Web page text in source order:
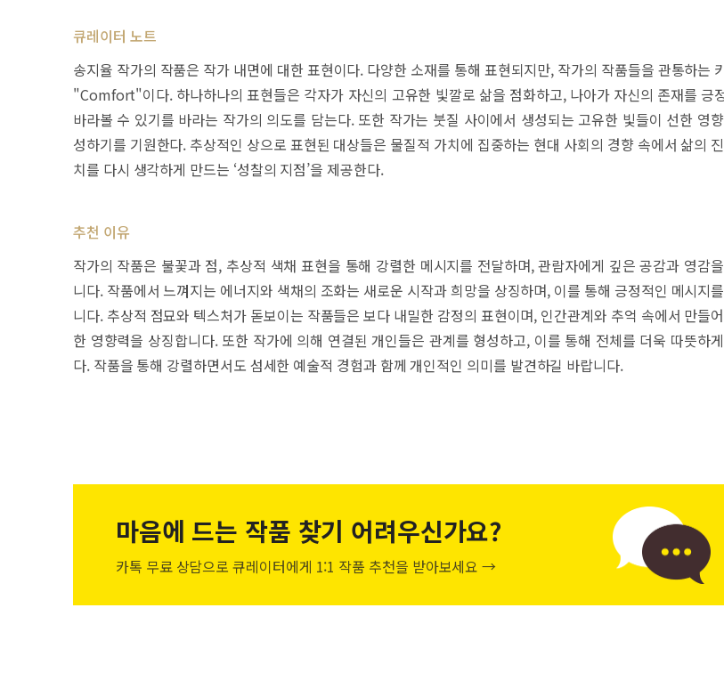
큐레이터 노트
송지율 작가의 작품은 작가 내면에 대한 표현이다. 다양한 소재를 통해 표현되지만, 작가의 작품들을 관통하는
"Comfort"이다. 하나하나의 표현들은 각자가 자신의 고유한 빛깔로 삶을 점화하고, 나아가 자신의 존재를 긍
바라볼 수 있기를 바라는 작가의 의도를 담는다. 또한 작가는 붓질 사이에서 생성되는 고유한 빛들이 선한 영
성하기를 기원한다. 추상적인 상으로 표현된 대상들은 물질적 가치에 집중하는 현대 사회의 경향 속에서 삶의
치를 다시 생각하게 만드는 ‘성찰의 지점’을 제공한다.
추천 이유
작가의 작품은 불꽃과 점, 추상적 색채 표현을 통해 강렬한 메시지를 전달하며, 관람자에게 깊은 공감과 영감
니다. 작품에서 느껴지는 에너지와 색채의 조화는 새로운 시작과 희망을 상징하며, 이를 통해 긍정적인 메시지
니다. 추상적 점묘와 텍스처가 돋보이는 작품들은 보다 내밀한 감정의 표현이며, 인간관계와 추억 속에서 만들
한 영향력을 상징합니다. 또한 작가에 의해 연결된 개인들은 관계를 형성하고, 이를 통해 전체를 더욱 따뜻하
다. 작품을 통해 강렬하면서도 섬세한 예술적 경험과 함께 개인적인 의미를 발견하길 바랍니다.
마음에 드는 작품 찾기 어려우신가요?
카톡 무료 상담으로 큐레이터에게 1:1 작품 추천을 받아보세요 →